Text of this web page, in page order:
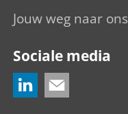
Jouw weg naar ons
Sociale media